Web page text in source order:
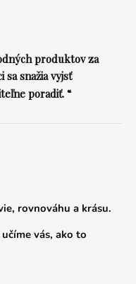
produktov za
snažia vyjsť
poradiť. “
rovnováhu a krásu.
vás, ako to